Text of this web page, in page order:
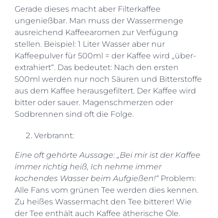
Gerade dieses macht aber Filterkaffee
ungenießbar. Man muss der Wassermenge
ausreichend Kaffeearomen zur Verfügung
stellen. Beispiel: 1 Liter Wasser aber nur
Kaffeepulver für 500ml = der Kaffee wird „über-
extrahiert“. Das bedeutet: Nach den ersten
500ml werden nur noch Säuren und Bitterstoffe
aus dem Kaffee herausgefiltert. Der Kaffee wird
bitter oder sauer. Magenschmerzen oder
Sodbrennen sind oft die Folge.
Verbrannt:
Eine oft gehörte Aussage: „Bei mir ist der Kaffee
immer richtig heiß, Ich nehme immer
kochendes Wasser beim Aufgießen!“ Problem:
Alle Fans vom grünen Tee werden dies kennen.
Zu heißes Wassermacht den Tee bitterer! Wie
der Tee enthält auch Kaffee ätherische Öle.